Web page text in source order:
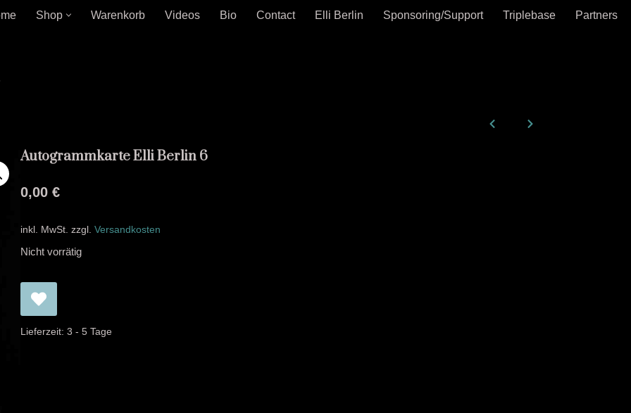
Shop Warenkorb Videos Bio Contact Elli Berlin Sponsoring/Support Triplebase Partners
Autogrammkarte Elli Berlin 6
0,00 €
inkl. MwSt. zzgl. Versandkosten
Nicht vorrätig
Lieferzeit: 3 - 5 Tage